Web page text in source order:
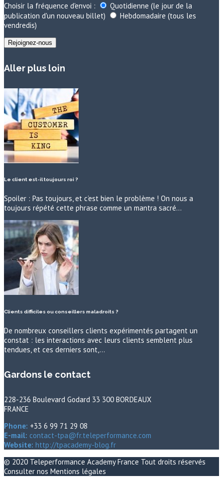
Choisir la fréquence d'envoi :
Quotidienne (le jour de la
publication d'un nouveau billet)
Hebdomadaire (tous les
vendredis)
Aller plus loin
Le client est-il toujours roi ?
Spoiler : Pas toujours, et c’est bien le problème ! On nous a
toujours répété cette phrase comme un mantra sacré…
Clients difficiles ou conseillers maladroits ?
De nombreux conseillers clients expérimentés partagent un
constat : les interactions avec leurs clients semblent plus
tendues, et ces derniers sont,…
Gardons le contact
228-236 Boulevard Godard 33 300 BORDEAUX
FRANCE
Phone: +33 6 99 71 29 08
E-mail: contact-tpa@fr.teleperformance.com
Website: http://tpacademy-blog.fr
© 2020 Teleperformance Academy France Tout droits réservés
Consulter nos Mentions légales